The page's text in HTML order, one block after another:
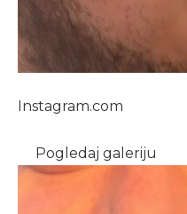
Instagram.com
Pogledaj galeriju